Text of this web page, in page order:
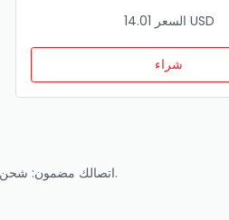
السعر 14.01 USD
شراء
مع Reload To اتصالك مضمون: شحن رصيدك خلال ثوانٍ لأكثر من ١٠٠ مشغل، متاح ٢٤/٧ وبدون رسوم إضافية. استلم التأكيد فورًا عبر الرسائل والبريد.